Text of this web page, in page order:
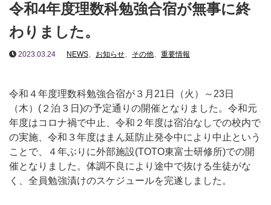
令和4年度理数科勉強合宿が無事に終
わりました。
2023.03.24 NEWS、 お知らせ、 その他、 重要情報
令和４年度理数科勉強合宿が３月21日（火）～23日
（木）(２泊３日)の予定通りの開催となりました。令和元
年度はコロナ禍で中止、令和２年度は宿泊なしでの校内で
の実施、令和３年度はまん延防止発令中により中止という
ことで、４年ぶりに外部施設(TOTO東富士研修所)での開
催となりました。体調不良により途中で抜ける生徒がな
く、全員勉強漬けのスケジュールを完遂しました。